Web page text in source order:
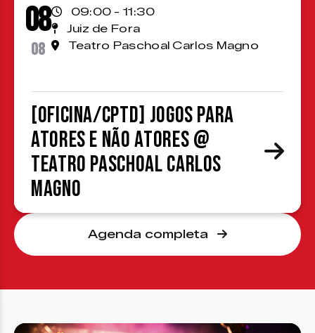
08
08
09:00 - 11:30
Juiz de Fora
Teatro Paschoal Carlos Magno
[OFICINA/CPTD] Jogos para
atores e não atores @
Teatro Paschoal Carlos
Magno
Agenda completa